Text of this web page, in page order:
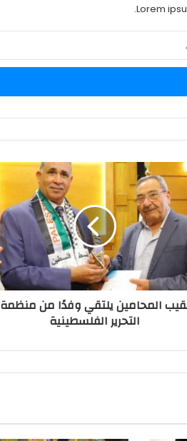
Lorem
المحامين يلتقي وفدًا من منظمة
التحرير الفلسطينية